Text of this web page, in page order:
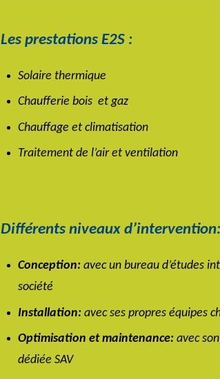
Les prestations E2S :
Solaire thermique
Chaufferie bois et gaz
Chauffage et climatisation
Traitement de l’air et ventilation
Différents niveaux d’intervention:
Conception: avec un bureau d’études
société
Installation: avec ses propres équipes
Optimisation et maintenance: avec
dédiée SAV